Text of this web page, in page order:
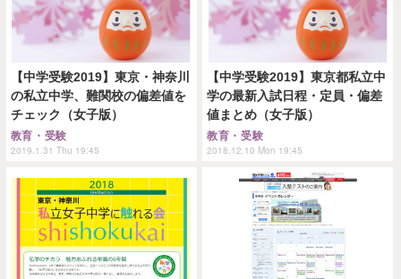
【中学受験2019】東京・神奈川
の私立中学、難関校の偏差値を
チェック（女子版）
教育・受験
2019.1.31 Thu 19:45
【中学受験2019】東京都私立中
学の最新入試日程・定員・偏差
値まとめ（女子版）
教育・受験
2018.12.10 Mon 19:45